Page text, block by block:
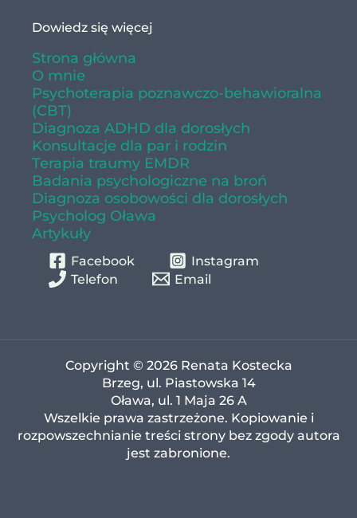
Dowiedz się więcej
Strona główna
O mnie
Psychoterapia poznawczo-behawioralna
(CBT)
Diagnoza ADHD dla dorosłych
Konsultacje dla par i rodzin
Terapia traumy EMDR
Badania psychologiczne na broń
Diagnoza osobowości dla dorosłych
Psycholog Oława
Artykuły
Facebook
Instagram
Telefon
Email
Copyright © 2026 Renata Kostecka
Brzeg, ul. Piastowska 14
Oława, ul. 1 Maja 26 A
Wszelkie prawa zastrzeżone. Kopiowanie i
rozpowszechnianie treści strony bez zgody autora
jest zabronione.